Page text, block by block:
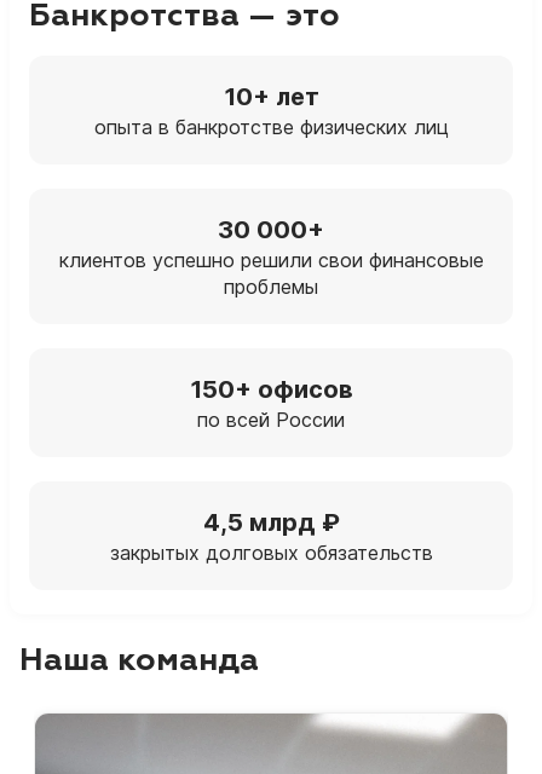
Банкротства — это
10+ лет
опыта в банкротстве физических лиц
30 000+
клиентов успешно решили свои финансовые
проблемы
150+ офисов
по всей России
4,5 млрд ₽
закрытых долговых обязательств
Наша команда